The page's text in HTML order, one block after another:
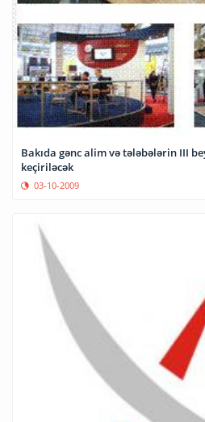
Bakıda gənc alim və tələbələrin III
keçiriləcək
03-10-2009